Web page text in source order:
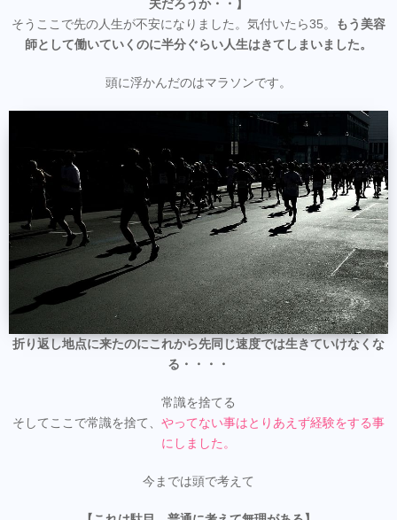
夫だろうか・・】
そうここで先の人生が不安になりました。気付いたら35。
もう美容
師として働いていくのに半分ぐらい人生はきてしまいました。
頭に浮かんだのはマラソンです。
折り返し地点に来たのにこれから先同じ速度では生きていけなくな
る・・・・
常識を捨てる
そしてここで常識を捨て、 やってない事はとりあえず経験をする事
にしました。
今までは頭で考えて